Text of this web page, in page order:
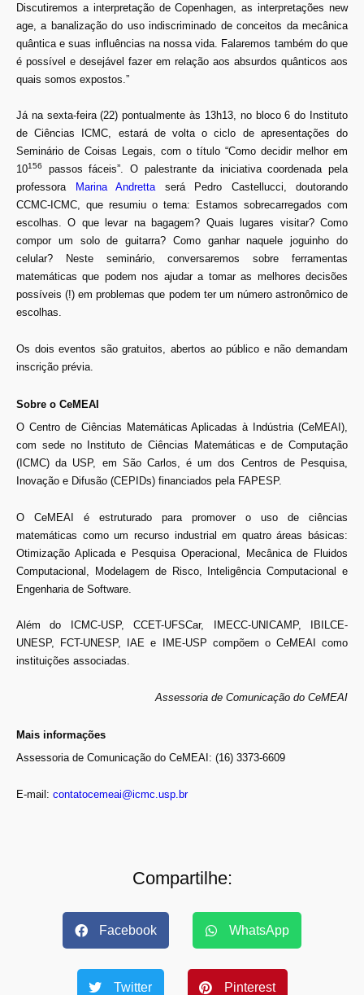
Discutiremos a interpretação de Copenhagen, as interpretações new
age, a banalização do uso indiscriminado de conceitos da mecânica
quântica e suas influências na nossa vida. Falaremos também do que
é possível e desejável fazer em relação aos absurdos quânticos aos
quais somos expostos.”
Já na sexta-feira (22) pontualmente às 13h13, no bloco 6 do Instituto
de Ciências ICMC, estará de volta o ciclo de apresentações do
Seminário de Coisas Legais, com o título “Como decidir melhor em
10156
passos fáceis”. O palestrante da iniciativa coordenada pela
professora
Marina Andrettaserá Pedro Castellucci, doutorando
CCMC-ICMC, que resumiu o tema: Estamos sobrecarregados com
escolhas. O que levar na bagagem? Quais lugares visitar? Como
compor um solo de guitarra? Como ganhar naquele joguinho do
celular? Neste seminário, conversaremos sobre ferramentas
matemáticas que podem nos ajudar a tomar as melhores decisões
possíveis (!) em problemas que podem ter um número astronômico de
escolhas.
Os dois eventos são gratuitos, abertos ao público e não demandam
inscrição prévia.
Sobre o CeMEAI
O Centro de Ciências Matemáticas Aplicadas à Indústria (CeMEAI),
com sede no Instituto de Ciências Matemáticas e de Computação
(ICMC) da USP, em São Carlos, é um dos Centros de Pesquisa,
Inovação e Difusão (CEPIDs) financiados pela FAPESP.
O CeMEAI é estruturado para promover o uso de ciências
matemáticas como um recurso industrial em quatro áreas básicas:
Otimização Aplicada e Pesquisa Operacional, Mecânica de Fluidos
Computacional, Modelagem de Risco, Inteligência Computacional e
Engenharia de Software.
Além do ICMC-USP, CCET-UFSCar, IMECC-UNICAMP, IBILCE-
UNESP, FCT-UNESP, IAE e IME-USP compõem o CeMEAI como
instituições associadas.
Assessoria de Comunicação do CeMEAI
Mais informações
Assessoria de Comunicação do CeMEAI: (16) 3373-6609
E-mail: contatocemeai@icmc.usp.br
Compartilhe:
Facebook WhatsApp
Twitter Pinterest